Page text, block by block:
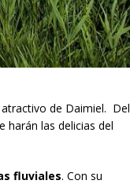
de Daimiel. Del
harán las delicias del
fluviales. Con su